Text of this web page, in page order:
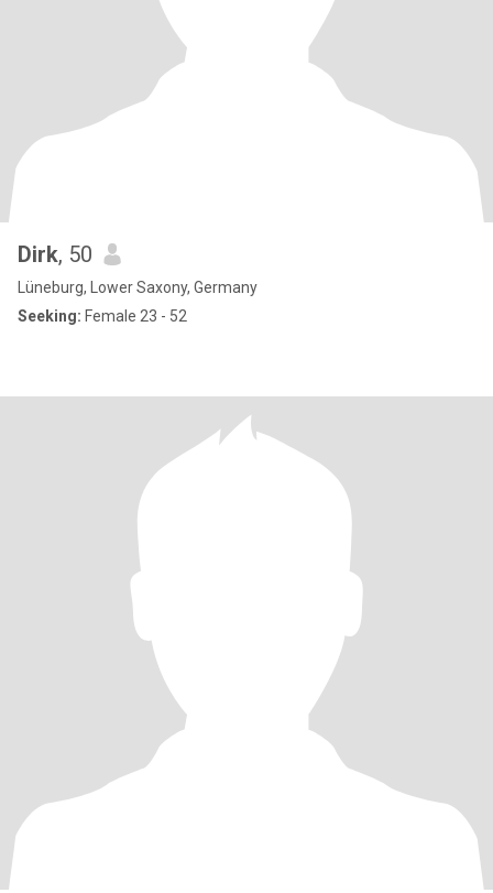
Dirk, 50
Lüneburg, Lower Saxony, Germany
Seeking: Female 23 - 52